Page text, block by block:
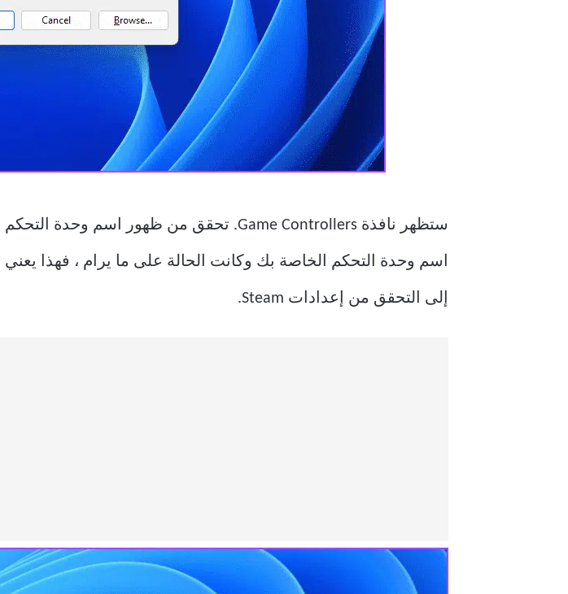
ستظهر نافذة Game Controllers. تحقق من ظهور اسم وحدة التحكم الخاصة بك ويحتاج عمود الحالة إلى قراءة “
اسم وحدة التحكم الخاصة بك وكانت الحالة على ما يرام ، فهذا
إلى التحقق من إعدادات Steam.